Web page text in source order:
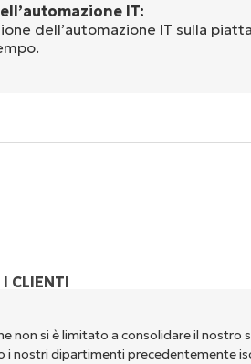
IT:
dell’automazione IT sulla
CLIENTI
non si è limitato a consolidare il nostro
i nostri dipartimenti precedentemente